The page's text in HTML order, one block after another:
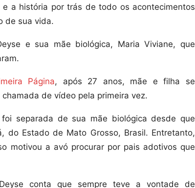
a história por trás de todo os acontecimentos
de sua vida.
e sua mãe biológica, Maria Viviane, que
Página, após 27 anos, mãe e filha se
de vídeo pela primeira vez.
separada de sua mãe biológica desde que
do Estado de Mato Grosso, Brasil. Entretanto,
motivou a avó procurar por pais adotivos que
conta que sempre teve a vontade de